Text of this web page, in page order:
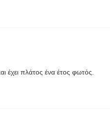
έχει πλάτος ένα έτος φωτός.